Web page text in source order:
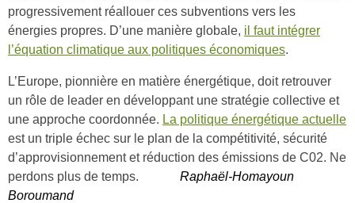
progressivement réallouer ces subventions vers les
énergies propres. D’une manière globale, il faut intégrer
l’équation climatique aux politiques économiques.
L’Europe, pionnière en matière énergétique, doit retrouver
un rôle de leader en développant une stratégie collective et
une approche coordonnée. La politique énergétique actuelle
est un triple échec sur le plan de la compétitivité, sécurité
d’approvisionnement et réduction des émissions de C02. Ne
perdons plus de temps. Raphaël-Homayoun
Boroumand